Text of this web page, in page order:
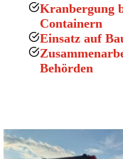
Kranbergung
Containern
Einsatz auf
Behörden